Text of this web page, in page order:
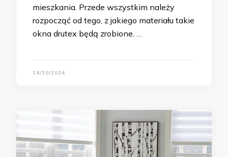
mieszkania. Przede wszystkim należy
rozpocząć od tego, z jakiego materiału takie
okna drutex będą zrobione. …
14/10/2024